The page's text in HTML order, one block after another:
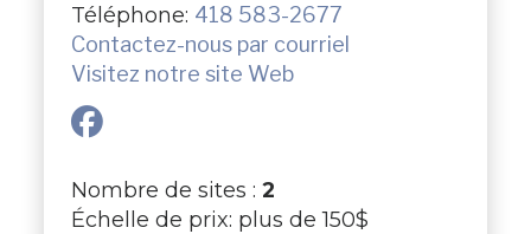
Téléphone: 418 583-2677
Contactez-nous par courriel
Visitez notre site Web
Nombre de sites : 2
Échelle de prix: plus de 150$